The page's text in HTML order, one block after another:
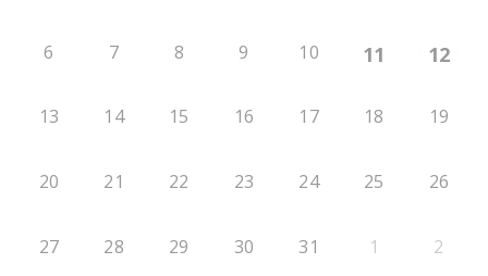
6 7 8 9 10 11 12
13 14 15 16 17 18 19
20 21 22 23 24 25 26
27 28 29 30 31 1 2